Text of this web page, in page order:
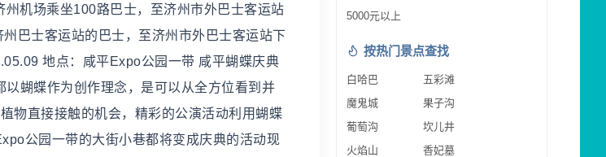
机场乘坐100路巴士，至济州市外巴士客运站
巴士客运站的巴士，至济州市外巴士客运站下
地点：咸平Expo公园一带 咸平蝴蝶庆典
蝴蝶作为创作理念，是可以从全方位看到并
物直接接触的机会，精彩的公演活动利用蝴蝶
公园一带的大街小巷都将变成庆典的活动现
5000元以上
按热门景点查找
白哈巴
五彩滩
魔鬼城
果子沟
葡萄沟
坎儿井
火焰山
香妃墓